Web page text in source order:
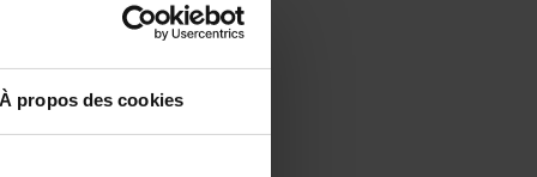
À propos des cookies